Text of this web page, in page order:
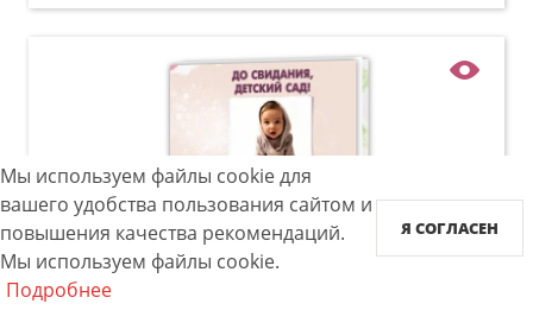
Виньетка садик 94
Мы используем файлы cookie для
вашего удобства пользования сайтом и
повышения качества рекомендаций.
Мы используем файлы cookie.
Подробнее
Я СОГЛАСЕН